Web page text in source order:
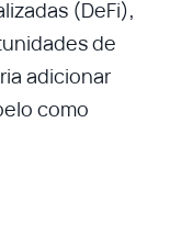
(DeFi),
de
adicionar
como